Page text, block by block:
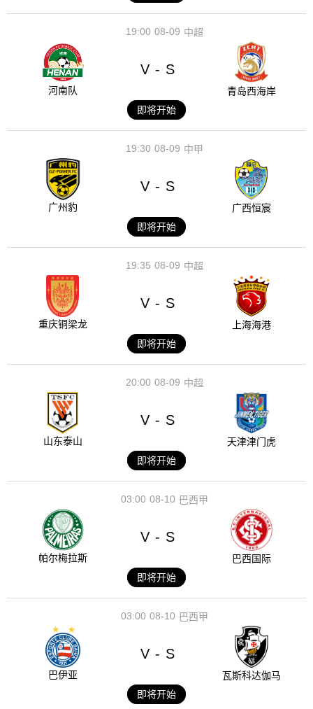
08-09
19:00 中超
河南队
V - S
青岛西海岸
即将开始
08-09
19:30 中甲
广州豹
V - S
广西恒宸
即将开始
08-09
19:35 中超
重庆铜梁龙
V - S
上海海港
即将开始
08-09
20:00 中超
山东泰山
V - S
天津津门虎
即将开始
08-10
03:00 巴西甲
帕尔梅拉斯
V - S
巴西国际
即将开始
08-10
03:00 巴西甲
巴伊亚
V - S
瓦斯科达伽马
即将开始